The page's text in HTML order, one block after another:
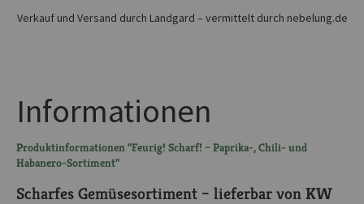
Verkauf und Versand durch Landgard – vermittelt durch nebelung.de
Informationen
Produktinformationen "Feurig! Scharf! – Paprika-, Chili- und
Habanero-Sortiment"
Scharfes Gemüsesortiment – lieferbar von KW